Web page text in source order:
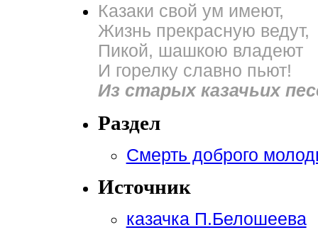
Казаки свой ум имеют,
Жизнь прекрасную ведут,
Пикой, шашкою владеют
И горелку славно пьют!
Из старых казачьих
Раздел
Смерть доброго
Источник
казачка П.Белошеева